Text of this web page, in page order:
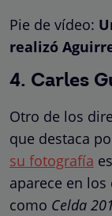
Pie de vídeo:
realizó
4. Carles
Otro de los
que destaca
su fotografía
aparece en
como Celda